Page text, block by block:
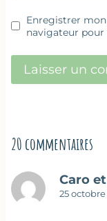
Enregistrer
navigateur
20 commentaires
Caro
25 octobre